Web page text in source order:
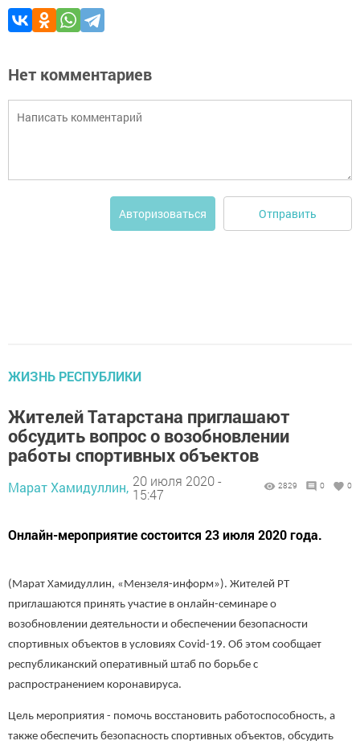
Нет комментариев
Авторизоваться Отправить
ЖИЗНЬ РЕСПУБЛИКИ
Жителей Татарстана приглашают
обсудить вопрос о возобновлении
работы спортивных объектов
Марат Хамидуллин, 20 июля 2020 -
15:47
2829 0 0
Онлайн-мероприятие состоится 23 июля 2020 года.
(Марат Хамидуллин, «Мензеля-информ»). Жителей РТ
приглашаются принять участие в онлайн-семинаре о
возобновлении деятельности и обеспечении безопасности
спортивных объектов в условиях Covid-19. Об этом сообщает
республиканский оперативный штаб по борьбе с
распространением коронавируса.
Цель мероприятия - помочь восстановить работоспособность, а
также обеспечить безопасность спортивных объектов, обсудить